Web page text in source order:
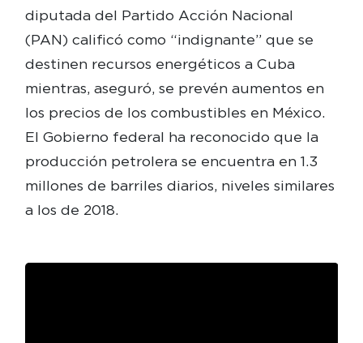
diputada del Partido Acción Nacional
(PAN) calificó como “indignante” que se
destinen recursos energéticos a Cuba
mientras, aseguró, se prevén aumentos en
los precios de los combustibles en México.
El Gobierno federal ha reconocido que la
producción petrolera se encuentra en 1.3
millones de barriles diarios, niveles similares
a los de 2018.